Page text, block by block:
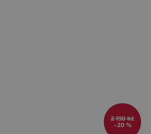
2 190 Kč
–20 %